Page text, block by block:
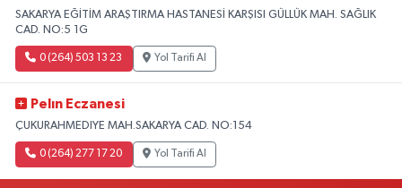
SAKARYA EĞİTİM ARAŞTIRMA HASTANESİ KARŞISI GÜLLÜK MAH. SAĞLIK
CAD. NO:5 1G
0 (264) 503 13 23 Yol Tarifi Al
Pelın Eczanesi
ÇUKURAHMEDIYE MAH.SAKARYA CAD. NO:154
0 (264) 277 17 20 Yol Tarifi Al